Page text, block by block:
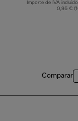
Importe de IVA
0,95 €
Comparar